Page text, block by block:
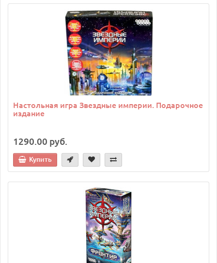
Настольная игра Звездные империи. Подарочное
издание
1290.00 руб.
Купить